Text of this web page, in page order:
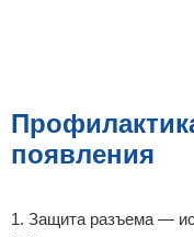
появления
1. Защита разъема —